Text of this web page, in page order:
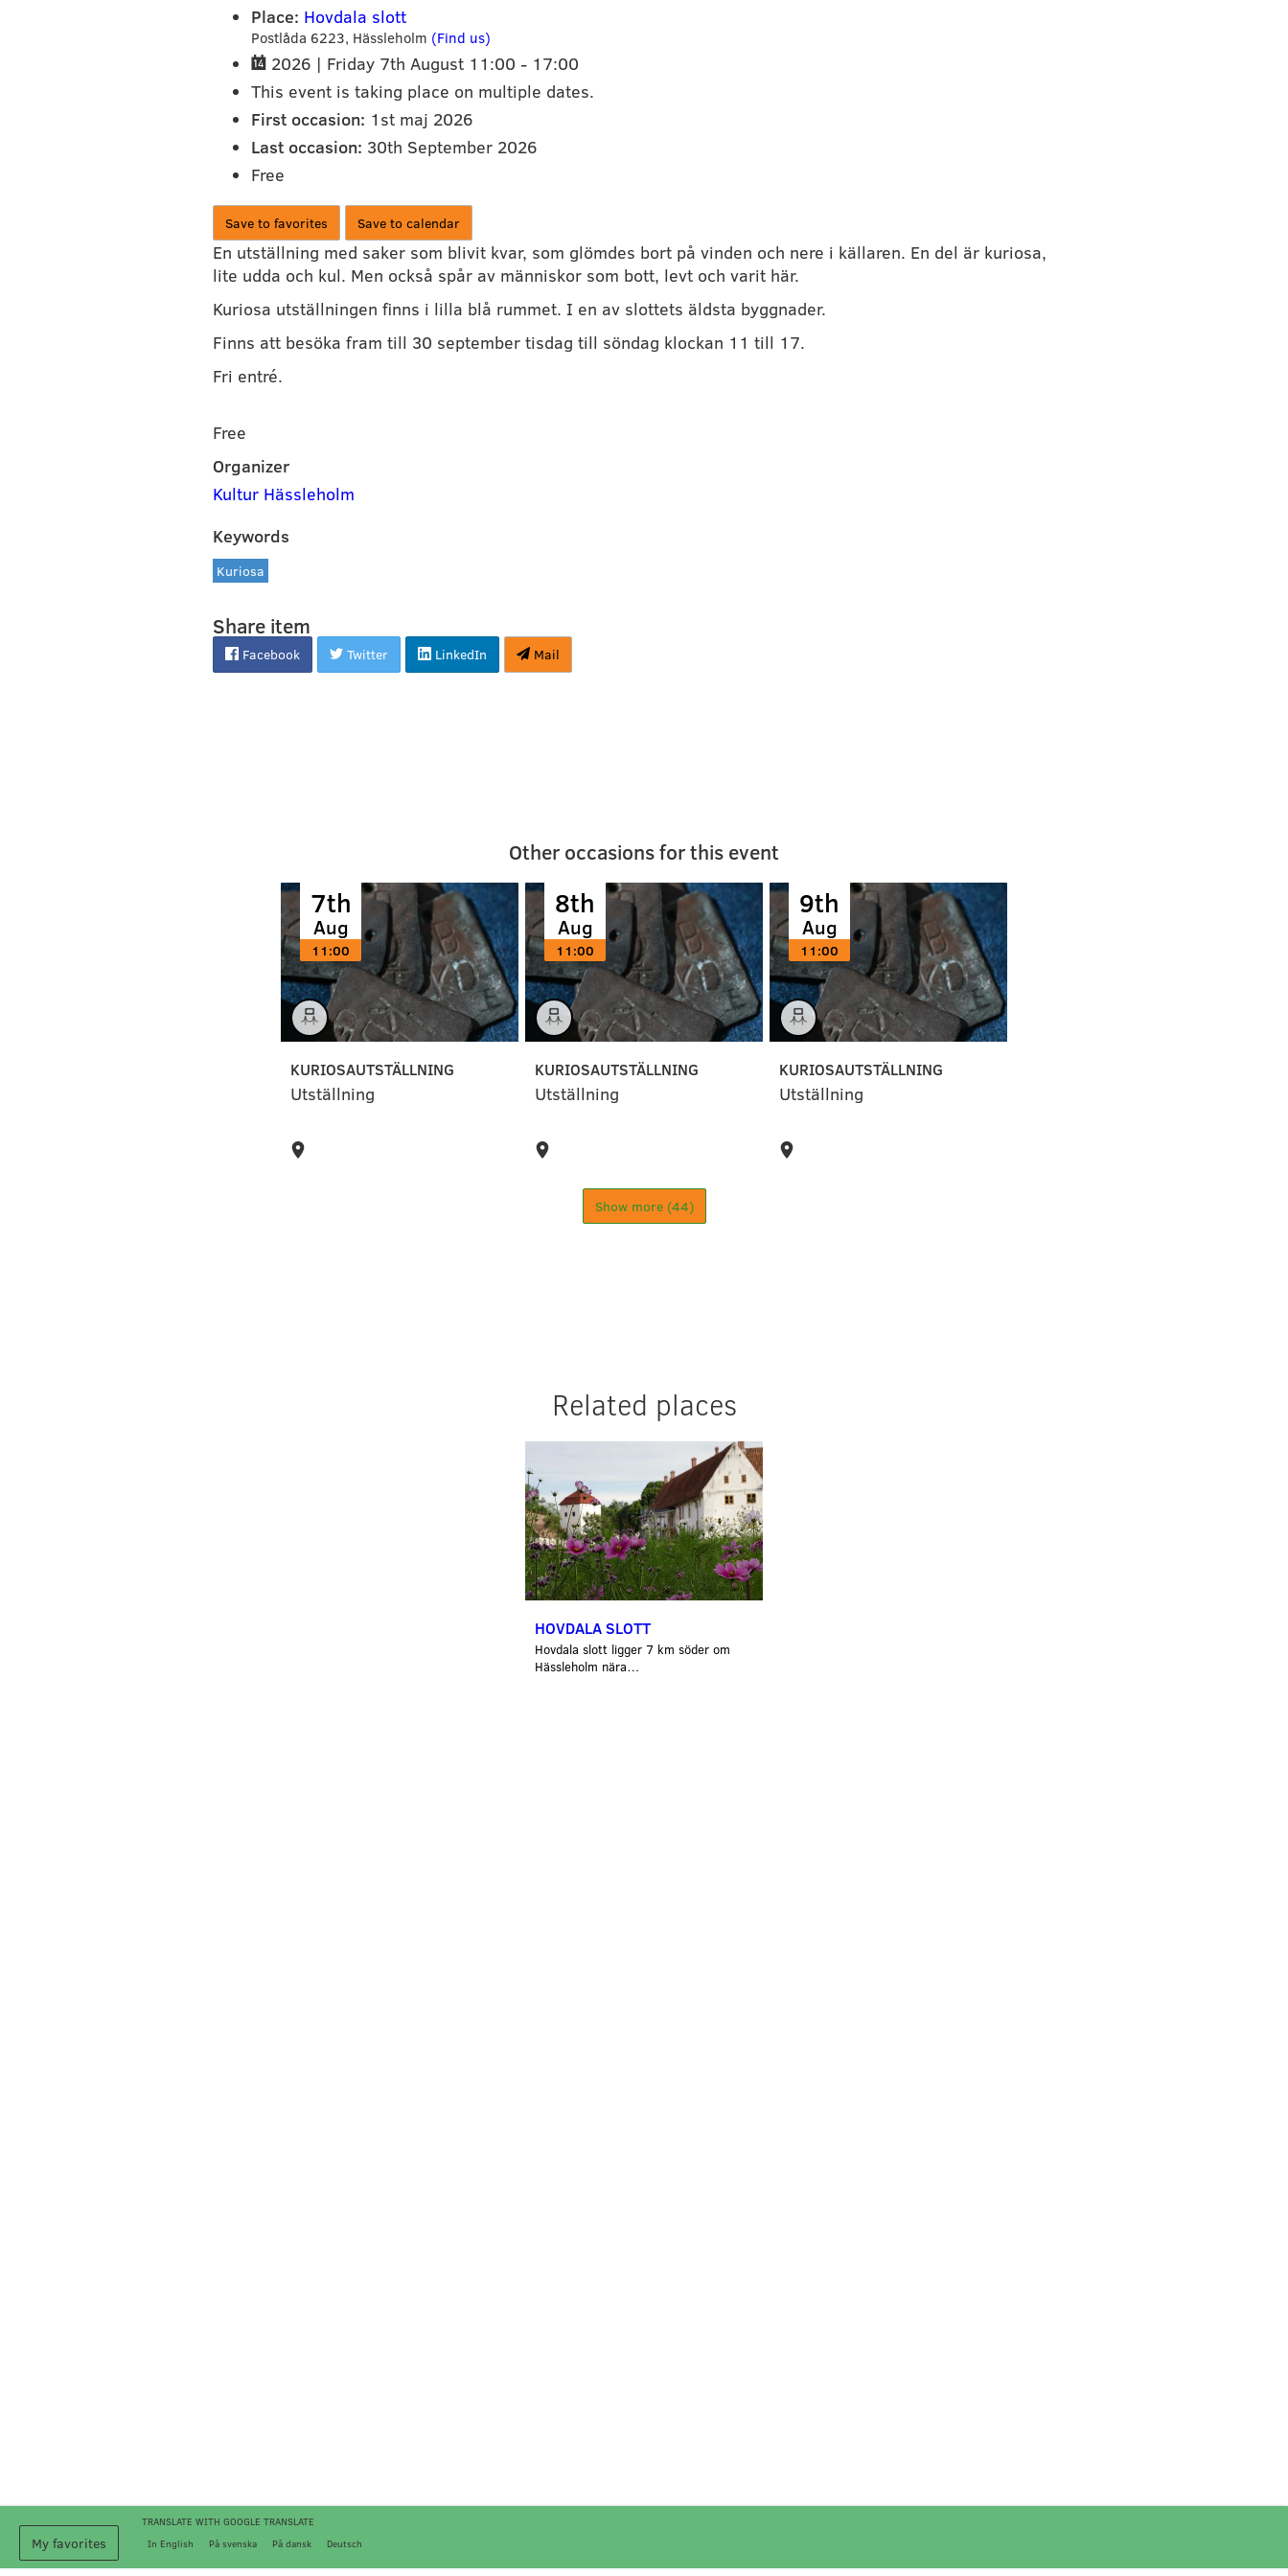
Place: Hovdala slott
Postlåda 6223, Hässleholm (Find us)
2026 | Friday 7th August 11:00 - 17:00
This event is taking place on multiple dates.
First occasion: 1st maj 2026
Last occasion: 30th September 2026
Free
Save to favorites Save to calendar
En utställning med saker som blivit kvar, som glömdes bort på vinden och nere i källaren. En del är kuriosa,
lite udda och kul. Men också spår av människor som bott, levt och varit här.
Kuriosa utställningen finns i lilla blå rummet. I en av slottets äldsta byggnader.
Finns att besöka fram till 30 september tisdag till söndag klockan 11 till 17.
Fri entré.
Free
Organizer
Kultur Hässleholm
Keywords
Kuriosa
Share item
Facebook Twitter LinkedIn Mail
Other occasions for this event
KURIOSAUTSTÄLLNING
Utställning
7th
Aug
11:00
KURIOSAUTSTÄLLNING
Utställning
8th
Aug
11:00
KURIOSAUTSTÄLLNING
Utställning
9th
Aug
11:00
Show more (44)
Related places
HOVDALA SLOTT
Hovdala slott ligger 7 km söder om
Hässleholm nära…
My favorites In English På svenska På dansk Deutsch